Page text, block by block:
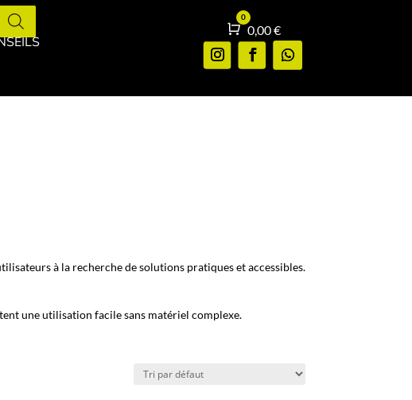
Panier
0
0,00€
à la recherche de solutions pratiques et accessibles.
une utilisation facile sans matériel complexe.